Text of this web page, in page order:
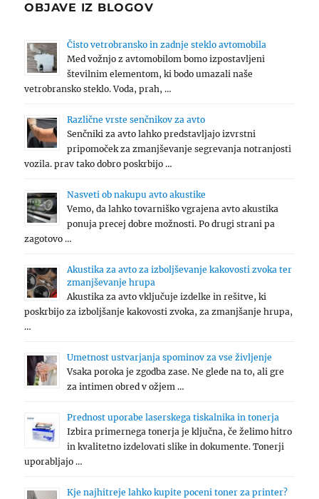
OBJAVE IZ BLOGOV
Čisto vetrobransko in zadnje steklo avtomobila
Med vožnjo z avtomobilom bomo izpostavljeni
številnim elementom, ki bodo umazali naše
vetrobransko steklo. Voda, prah, …
Različne vrste senčnikov za avto
Senčniki za avto lahko predstavljajo izvrstni
pripomoček za zmanjševanje segrevanja notranjosti
vozila. prav tako dobro poskrbijo …
Nasveti ob nakupu avto akustike
Vemo, da lahko tovarniško vgrajena avto akustika
ponuja precej dobre možnosti. Po drugi strani pa
zagotovo …
Akustika za avto za izboljševanje kakovosti zvoka ter
zmanjševanje hrupa
Akustika za avto vključuje izdelke in rešitve, ki
poskrbijo za izboljšanje kakovosti zvoka, za zmanjšanje hrupa,
…
Umetnost ustvarjanja spominov za vse življenje
Vsaka poroka je zgodba zase. Ne glede na to, ali gre
za intimen obred v ožjem …
Prednost uporabe laserskega tiskalnika in tonerja
Izbira primernega tonerja je ključna, če želimo hitro
in kvalitetno izdelovati slike in dokumente. Tonerji
uporabljajo …
Kje najhitreje lahko kupite poceni toner za printer?